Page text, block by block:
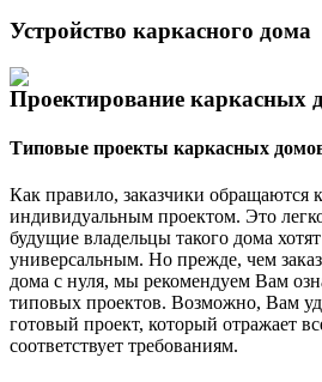
Устройство каркасного дома
Проектирование каркасных
Типовые проекты каркасных
Как правило, заказчики обращаются
индивидуальным проектом. Это
будущие владельцы такого дома
универсальным. Но прежде, чем
дома с нуля, мы рекомендуем Вам
типовых проектов. Возможно, Вам
готовый проект, который отражает
соответствует требованиям.